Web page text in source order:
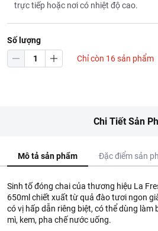
trực tiếp hoặc nơi có nhiệt độ cao.
Số lượng
Chỉ còn 16 sản phẩm
Chi Tiết Sản
Mô tả sản phẩm Đặc điểm sản
Sinh tố đóng chai của thương hiệu La
650ml chiết xuất từ quả đào tươi ngon
có vị hấp dẫn riêng biệt, có thể dùng làm
mì, kem, pha chế nước uống.